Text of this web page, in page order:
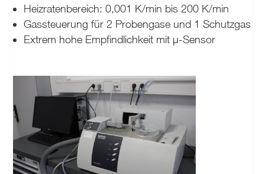
Heizratenbereich: 0,001 K/min bis 200 K/min
Gassteuerung für 2 Probengase und 1 Schutzgas
Extrem hohe Empfindlichkeit mit µ-Sensor